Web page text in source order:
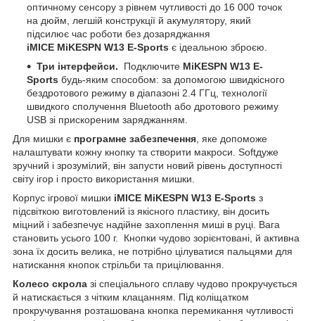
оптичному сенсору з рівнем чутливості до 16 000 точок
на дюйм, легшій конструкції й акумулятору, який
підсилює час роботи без дозаряджання
iMICE MiKESPN W13 E-Sports є ідеальною зброєю.
Три інтерфейси.
Подключите MiKESPN W13 E-
Sports будь-яким способом: за допомогою швидкісного
бездротового режиму в діапазоні 2.4 ГГц, технології
швидкого сполучення Bluetooth або дротового режиму
USB зі прискореним заряджанням.
Для мишки є програмне забезпечення , яке допоможе
налаштувати кожну кнопку та створити макроси. Softдуже
зручний і зрозумілий, він запусти новий рівень доступності
світу ігор і просто використання мишки.
Корпус ігрової мишки iMICE MiKESPN W13 E-Sports з
підсвіткою виготовлений із якісного пластику, він досить
міцний і забезпечує надійне захоплення миші в руці. Вага
становить усього 100 г.
Кнопки чудово зорієнтовані, й активна
зона їх досить велика, не потрібно цілуватися пальцями для
натискання кнопок стрільби та прицілювання.
Колесо скрола зі спеціального сплаву чудово прокручується
й натискається з чітким клацанням. Під коліщатком
прокручування розташована кнопка перемикання чутливості